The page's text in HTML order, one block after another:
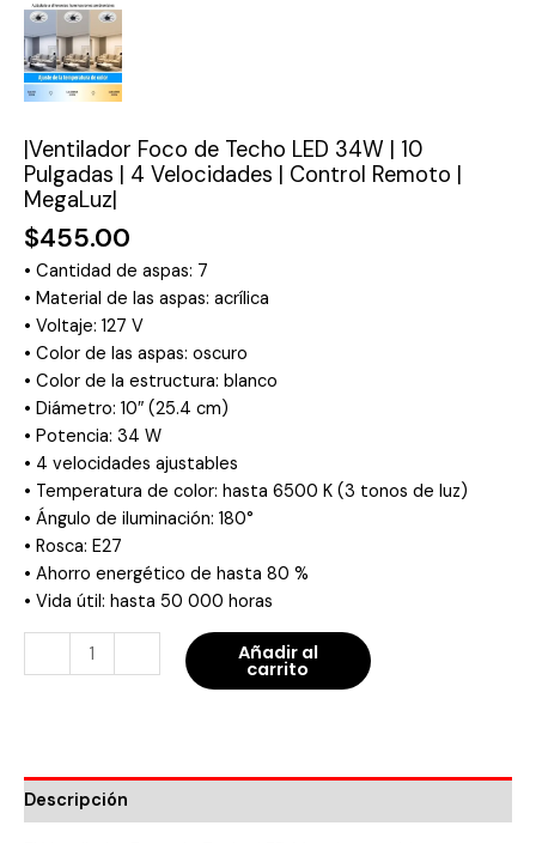
|Ventilador Foco de Techo LED 34W | 10
Pulgadas | 4 Velocidades | Control Remoto |
MegaLuz|
$455.00
• Cantidad de aspas: 7
• Material de las aspas: acrílica
• Voltaje: 127 V
• Color de las aspas: oscuro
• Color de la estructura: blanco
• Diámetro: 10″ (25.4 cm)
• Potencia: 34 W
• 4 velocidades ajustables
• Temperatura de color: hasta 6500 K (3 tonos de luz)
• Ángulo de iluminación: 180°
• Rosca: E27
• Ahorro energético de hasta 80 %
• Vida útil: hasta 50 000 horas
Control
Remoto
|
cantidad
Añadir al
carrito
Descripción